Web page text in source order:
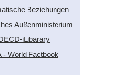
Beziehungen
Außenministerium
iLibarary
- World Factbook